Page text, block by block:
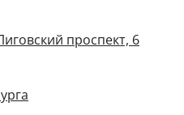
проспект, 6